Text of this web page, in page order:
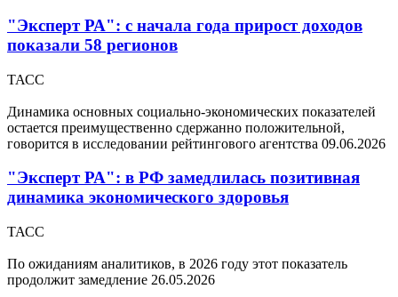
"Эксперт РА": с начала года прирост доходов
показали 58 регионов
ТАСС
Динамика основных социально-экономических показателей
остается преимущественно сдержанно положительной,
говорится в исследовании рейтингового агентства 09.06.2026
"Эксперт РА": в РФ замедлилась позитивная
динамика экономического здоровья
ТАСС
По ожиданиям аналитиков, в 2026 году этот показатель
продолжит замедление 26.05.2026